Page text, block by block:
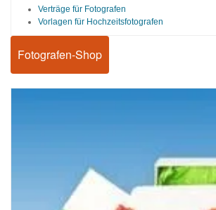
Verträge für Fotografen
Vorlagen für Hochzeitsfotografen
Fotografen-Shop